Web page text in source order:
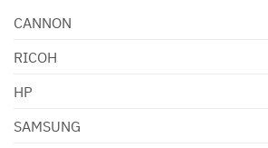
CANNON
RICOH
HP
SAMSUNG